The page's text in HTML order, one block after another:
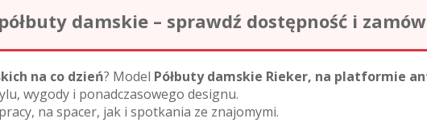
damskie – sprawdź dostępność i
na co dzień? Model Półbuty damskie Rieker, na platformie
wygody i ponadczasowego designu.
na spacer, jak i spotkania ze znajomymi.